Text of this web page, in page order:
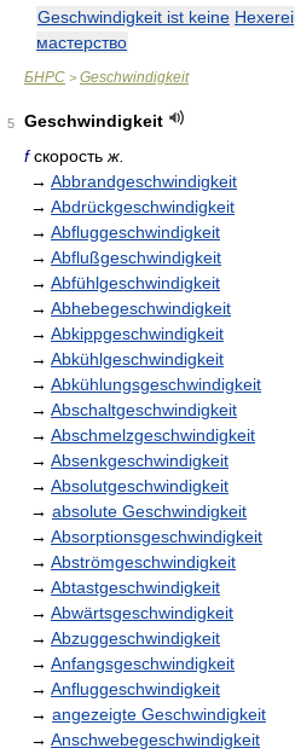
Geschwindigkeit ist keine Hexerei
мастерство
БНРС > Geschwindigkeit
5
Geschwindigkeit
fскорость ж.
→ Abbrandgeschwindigkeit
→ Abdrückgeschwindigkeit
→ Abfluggeschwindigkeit
→ Abflußgeschwindigkeit
→ Abfühlgeschwindigkeit
→ Abhebegeschwindigkeit
→ Abkippgeschwindigkeit
→ Abkühlgeschwindigkeit
→ Abkühlungsgeschwindigkeit
→ Abschaltgeschwindigkeit
→ Abschmelzgeschwindigkeit
→ Absenkgeschwindigkeit
→ Absolutgeschwindigkeit
→ absolute Geschwindigkeit
→ Absorptionsgeschwindigkeit
→ Abströmgeschwindigkeit
→ Abtastgeschwindigkeit
→ Abwärtsgeschwindigkeit
→ Abzuggeschwindigkeit
→ Anfangsgeschwindigkeit
→ Anfluggeschwindigkeit
→ angezeigte Geschwindigkeit
→ Anschwebegeschwindigkeit